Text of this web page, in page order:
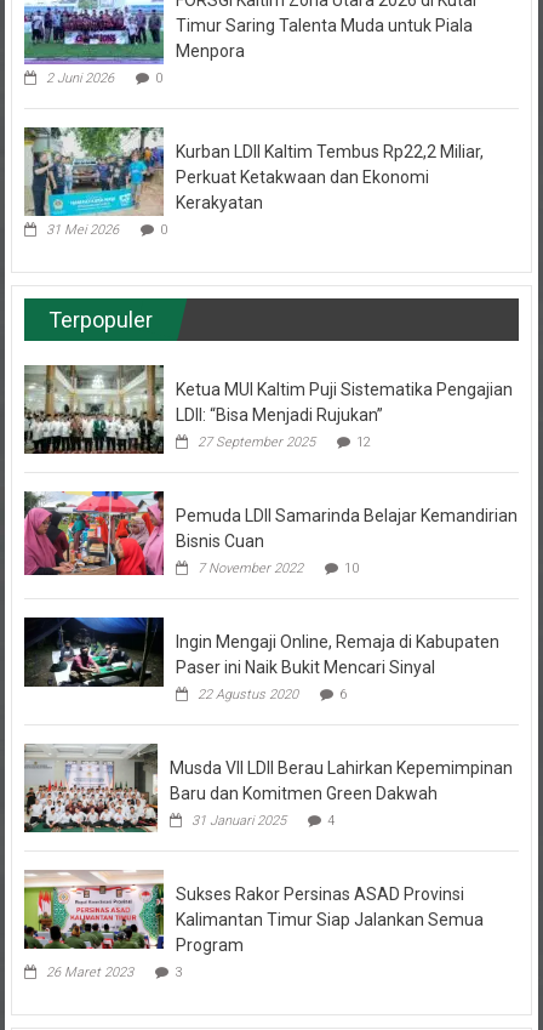
Timur Saring Talenta Muda untuk Piala
Menpora
2 Juni 2026 0
Kurban LDII Kaltim Tembus Rp22,2 Miliar,
Perkuat Ketakwaan dan Ekonomi
Kerakyatan
31 Mei 2026 0
Terpopuler
Ketua MUI Kaltim Puji Sistematika Pengajian
LDII: “Bisa Menjadi Rujukan”
27 September 2025 12
Pemuda LDII Samarinda Belajar Kemandirian
Bisnis Cuan
7 November 2022 10
Ingin Mengaji Online, Remaja di Kabupaten
Paser ini Naik Bukit Mencari Sinyal
22 Agustus 2020 6
Musda VII LDII Berau Lahirkan Kepemimpinan
Baru dan Komitmen Green Dakwah
31 Januari 2025 4
Sukses Rakor Persinas ASAD Provinsi
Kalimantan Timur Siap Jalankan Semua
Program
26 Maret 2023 3